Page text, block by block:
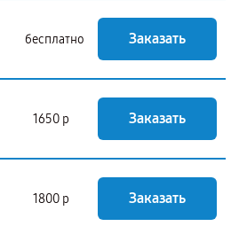
бесплатно Заказать
1650 р Заказать
1800 р Заказать